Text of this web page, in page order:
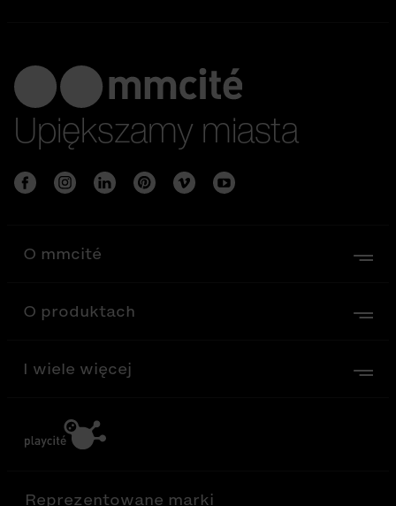
Upiększamy miasta
O mmcité
O produktach
I wiele więcej
Reprezentowane marki